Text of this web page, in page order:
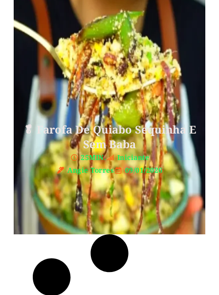
🥬 Farofa De Quiabo Sequinha E
Sem Baba
25MIN.
Iniciante
Angie Torres
09/01/2026